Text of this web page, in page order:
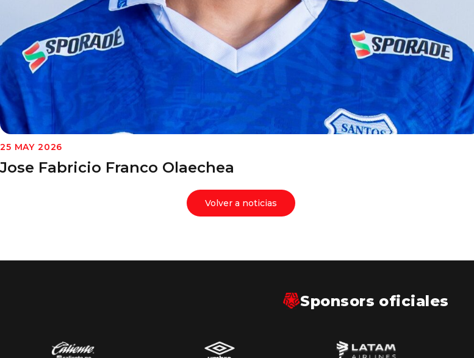
25 MAY 2026
Jose Fabricio Franco Olaechea
Volver a noticias
Sponsors oficiales